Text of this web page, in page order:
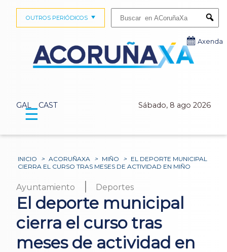
GAL CAST Sábado, 8 ago 2026
OUTROS PERIÓDICOS
Axenda
☰
INICIO > ACORUÑAXA > MIÑO > EL DEPORTE MUNICIPAL
CIERRA EL CURSO TRAS MESES DE ACTIVIDAD EN MIÑO
Ayuntamiento | Deportes
El deporte municipal
cierra el curso tras
meses de actividad en